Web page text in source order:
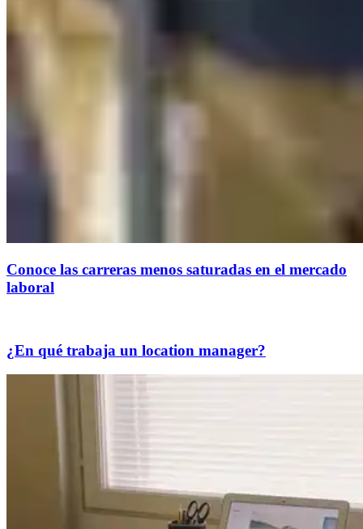
Conoce las carreras menos saturadas en el mercado
laboral
¿En qué trabaja un location manager?